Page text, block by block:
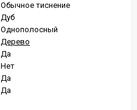
Обычное тиснение
Дуб
Однополосный
Дерево
Да
Нет
Да
Да